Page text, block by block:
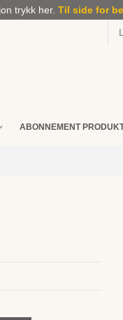
trykk her. Til side for
ABONNEMENT